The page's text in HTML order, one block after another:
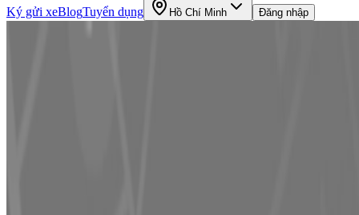
Ký gửi xeBlogTuyển dụng Hồ Chí Minh Đăng nhập